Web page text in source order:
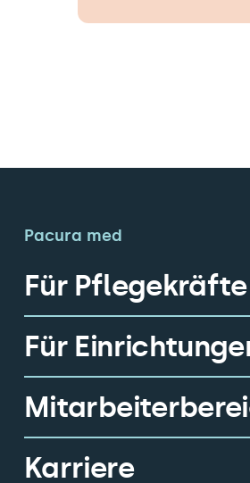
Pacura med
Für Pflegekräfte
Für
Karriere